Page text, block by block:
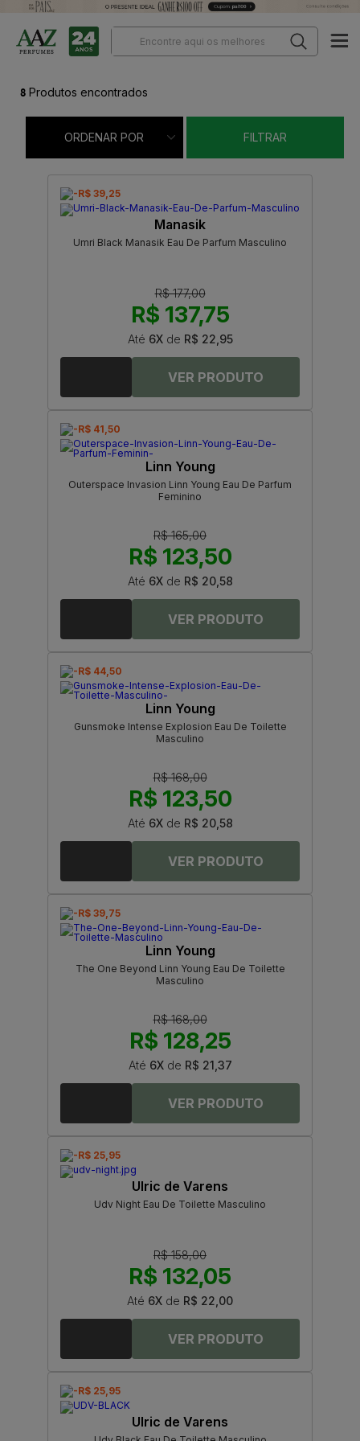
8 Produtos encontrados
ORDENAR POR FILTRAR
-R$ 39,25
Manasik
Umri Black Manasik Eau De Parfum Masculino
R$ 177,00
R$ 137,75
Até 6Xde R$ 22,95
-R$ 41,50
Linn Young
Outerspace Invasion Linn Young Eau De Parfum
Feminino
R$ 165,00
R$ 123,50
Até 6Xde R$ 20,58
-R$ 44,50
Linn Young
Gunsmoke Intense Explosion Eau De Toilette
Masculino
R$ 168,00
R$ 123,50
Até 6Xde R$ 20,58
-R$ 39,75
Linn Young
The One Beyond Linn Young Eau De Toilette
Masculino
R$ 168,00
R$ 128,25
Até 6Xde R$ 21,37
-R$ 25,95
Ulric de Varens
Udv Night Eau De Toilette Masculino
R$ 158,00
R$ 132,05
Até 6X de R$ 22,00
-R$ 25,95
Ulric de Varens